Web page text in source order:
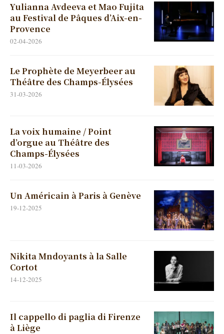
Yulianna Avdeeva et Mao Fujita
au Festival de Pâques d’Aix-en-
Provence
02-04-2026
Le Prophète de Meyerbeer au
Théâtre des Champs-Élysées
31-03-2026
La voix humaine / Point
d’orgue au Théâtre des
Champs-Élysées
11-03-2026
Un Américain à Paris à Genève
19-12-2025
Nikita Mndoyants à la Salle
Cortot
14-12-2025
Il cappello di paglia di Firenze
à Liège